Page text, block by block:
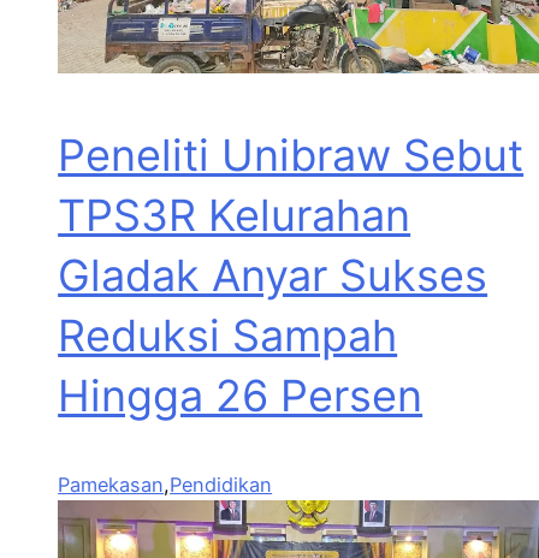
Peneliti Unibraw Sebut
TPS3R Kelurahan
Gladak Anyar Sukses
Reduksi Sampah
Hingga 26 Persen
Pamekasan,Pendidikan